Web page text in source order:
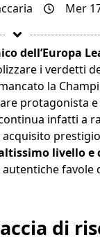
Mer
dell’Europa
i verdetti
la
protagonista
infatti a
livello e
di